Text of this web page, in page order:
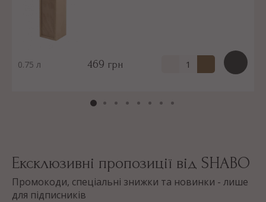
0.75 л 469 грн
Ексклюзивні пропозиції від SHABO
Промокоди, спеціальні знижки та новинки - лише
для підписників